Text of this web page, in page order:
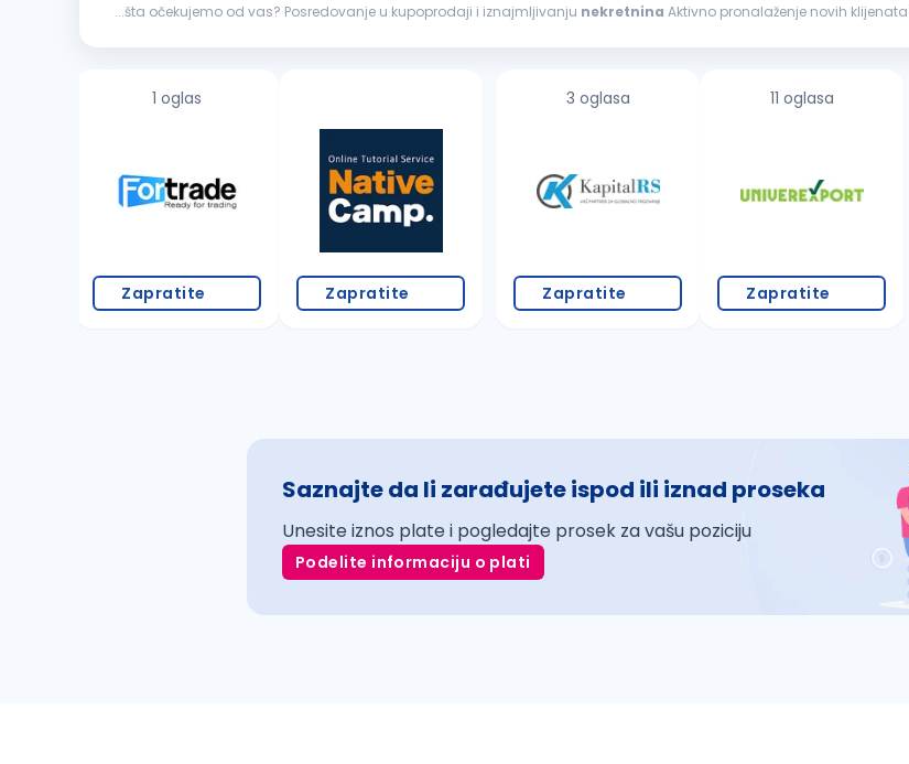
...šta očekujemo od vas? Posredovanje u kupoprodaji i iznajmljivanju nekretnina Aktivno pronalaženje novih
1 oglas
Zapratite Zapratite
3 oglasa
Zapratite
11 oglasa
Zapratite
Saznajte da li zarađujete ispod ili iznad proseka
Unesite iznos plate i pogledajte prosek za vašu poziciju
Podelite informaciju o plati